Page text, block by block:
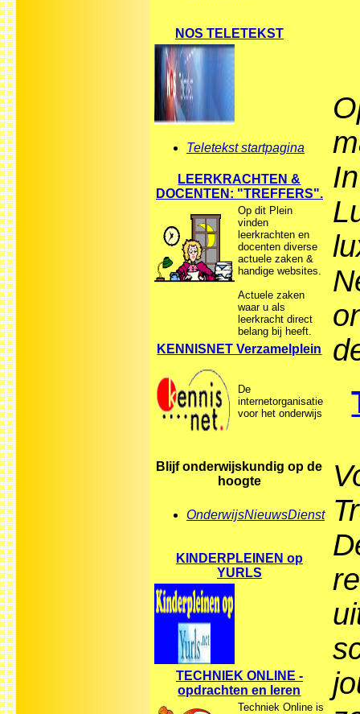
NOS TELETEKST
Teletekst startpagina
LEERKRACHTEN &
DOCENTEN: "TREFFERS".
Op dit Plein
vinden
leerkrachten en
docenten diverse
actuele zaken &
handige websites.
Actuele zaken
waar u als
leerkracht direct
belang bij heeft.
KENNISNET Verzamelplein
De
internetorganisatie
voor het onderwijs
Blijf onderwijskundig op de
hoogte
OnderwijsNieuwsDienst
KINDERPLEINEN op
YURLS
TECHNIEK ONLINE -
opdrachten en leren
Techniek Online is